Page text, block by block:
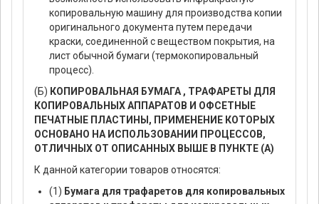
копировальную машину для производства копии
оригинального документа путем передачи
краски, соединенной с веществом покрытия, на
лист обычной бумаги (термокопировальный
процесс).
(Б) КОПИРОВАЛЬНАЯ БУМАГА , ТРАФАРЕТЫ ДЛЯ
КОПИРОВАЛЬНЫХ АППАРАТОВ И ОФСЕТНЫЕ
ПЕЧАТНЫЕ ПЛАСТИНЫ, ПРИМЕНЕНИЕ КОТОРЫХ
ОСНОВАНО НА ИСПОЛЬЗОВАНИИ ПРОЦЕССОВ,
ОТЛИЧНЫХ ОТ ОПИСАННЫХ ВЫШЕ В ПУНКТЕ (А)
К данной категории товаров относятся:
(1) Бумага для трафаретов для копировальных